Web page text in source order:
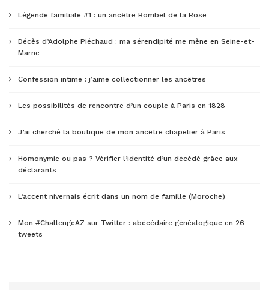
Légende familiale #1 : un ancêtre Bombel de la Rose
Décès d’Adolphe Piéchaud : ma sérendipité me mène en Seine-et-
Marne
Confession intime : j’aime collectionner les ancêtres
Les possibilités de rencontre d’un couple à Paris en 1828
J’ai cherché la boutique de mon ancêtre chapelier à Paris
Homonymie ou pas ? Vérifier l’identité d’un décédé grâce aux
déclarants
L’accent nivernais écrit dans un nom de famille (Moroche)
Mon #ChallengeAZ sur Twitter : abécédaire généalogique en 26
tweets